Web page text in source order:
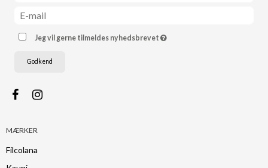
Jeg vil gerne tilmeldes nyhedsbrevet
Godkend
MÆRKER
Filcolana